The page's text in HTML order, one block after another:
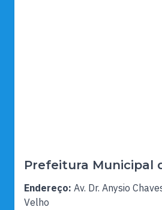
Prefeitura Municipal
Endereço: Av. Dr. Anysio
Velho